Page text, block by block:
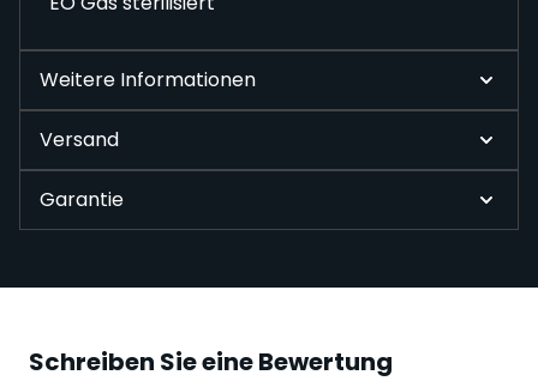
Weitere Informationen
Versand
Garantie
Schreiben Sie eine Bewertung